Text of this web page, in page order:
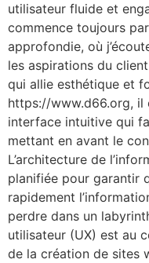
utilisateur fluide et
commence toujours
approfondie, où
les aspirations du
qui allie esthétique et
https://www.d66.org, il
interface intuitive qui
mettant en avant le
L’architecture de
planifiée pour garantir
rapidement
perdre dans un
utilisateur (UX) est au
de la création de sites